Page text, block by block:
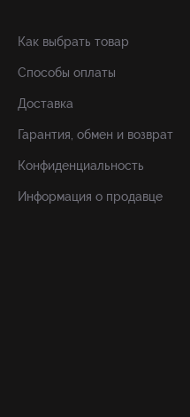
Как выбрать товар
Способы оплаты
Доставка
Гарантия, обмен и возврат
Конфиденциальность
Информация о продавце